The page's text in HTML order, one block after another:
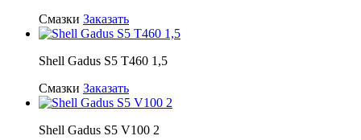
Смазки Заказать
Shell Gadus S5 T460 1,5
Смазки Заказать
Shell Gadus S5 V100 2